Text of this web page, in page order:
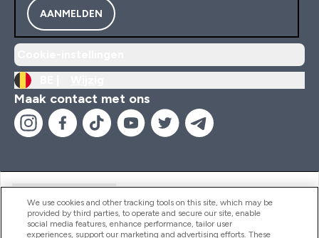
AANMELDEN
Maak contact met ons
We use cookies and other tracking tools on this site, which may be
provided by third parties, to operate and secure our site, enable
social media features, enhance performance, tailor user
experiences, support our marketing and advertising efforts. These